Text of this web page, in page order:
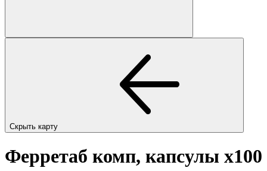
Скрыть карту
Ферретаб комп, капсулы x100